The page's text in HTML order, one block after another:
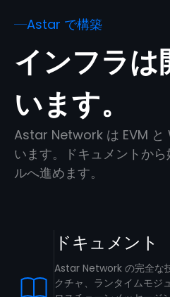
Astar で構築
インフラは
います。
Astar Network は EVM と
います。ドキュメントか
ルへ進めます。
ドキュメント
Astar Network の完全な
クチャ、ランタイムモジ